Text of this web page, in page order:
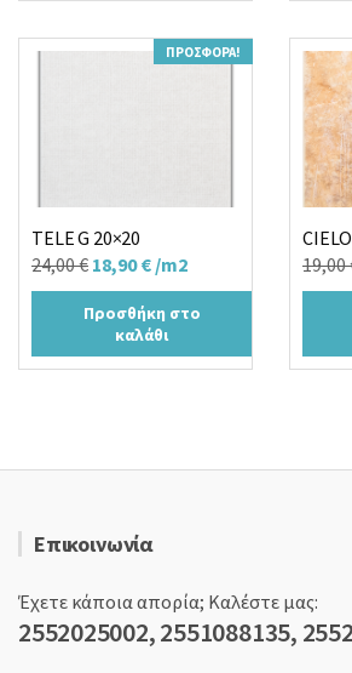
ΠΡΟΣΦΟΡΆ!
TELE G 20×20
24,00€ Original
price
was:
24,00 €.
18,90€Η
τρέχουσα
τιμή
είναι:
/m2
Προσθήκη στο
καλάθι
19,00
Επικοινωνία
Έχετε κάποια απορία; Καλέστε μας:
2552025002, 2551088135,